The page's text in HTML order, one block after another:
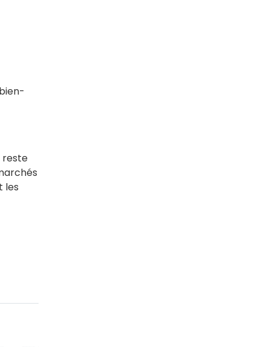
reste
les